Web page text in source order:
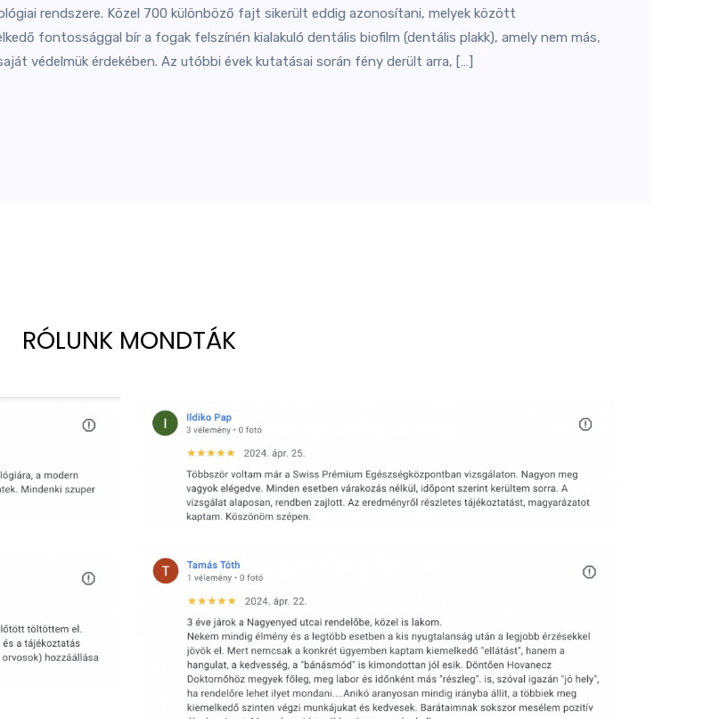
rendszere. Közel 700 különböző fajt sikerült eddig azonosítani, melyek között
fontossággal bír a fogak felszínén kialakuló dentális biofilm (dentális plakk), amely nem más,
védelmük érdekében. Az utóbbi évek kutatásai során fény derült arra, […]
RÓLUNK MONDTÁK